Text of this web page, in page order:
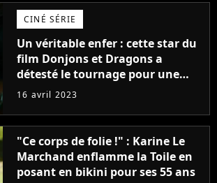
CINÉ SÉRIE
Un véritable enfer : cette star du
film Donjons et Dragons a
détesté le tournage pour une
raison très spéciale
16 avril 2023
"Ce corps de folie !" : Karine Le
Marchand enflamme la Toile en
posant en bikini pour ses 55 ans